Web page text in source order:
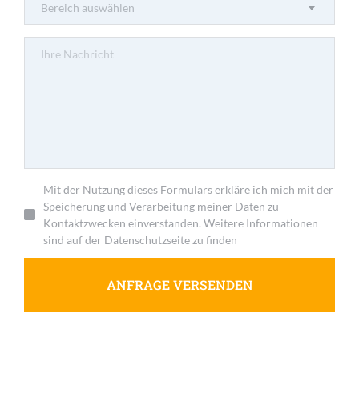
Bereich auswählen
Mit der Nutzung dieses Formulars erkläre ich mich mit der
Speicherung und Verarbeitung meiner Daten zu
Kontaktzwecken einverstanden. Weitere Informationen
sind auf der Datenschutzseite zu finden
ANFRAGE VERSENDEN